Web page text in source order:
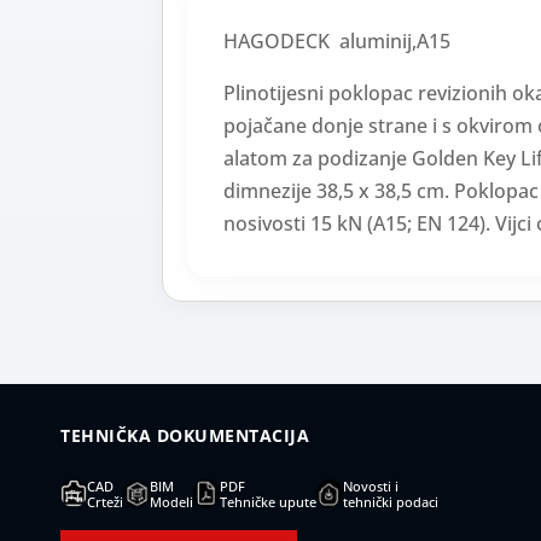
HAGODECK aluminij,A15
Plinotijesni poklopac revizionih
pojačane donje strane i s
alatom za podizanje Golden Key
dimnezije 38,5 x 38,5 cm.
nosivosti 15 kN (A15; EN 124).
TEHNIČKA DOKUMENTACIJA
CAD
Crteži
BIM
Modeli
PDF
Tehničke upute
Novosti i
tehnički podaci